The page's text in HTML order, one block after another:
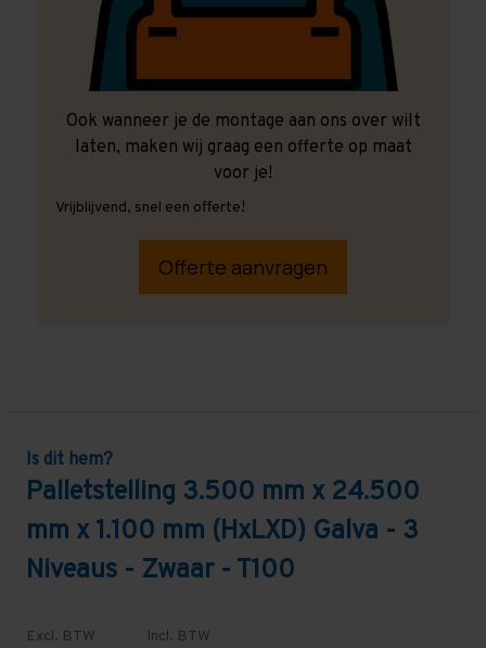
Ook wanneer je de montage aan ons over wilt
laten, maken wij graag een offerte op maat
voor je!
Vrijblijvend, snel een offerte!
Offerte aanvragen
Is dit hem?
Palletstelling 3.500 mm x 24.500
mm x 1.100 mm (HxLXD) Galva - 3
Niveaus - Zwaar - T100
Excl. BTW Incl. BTW